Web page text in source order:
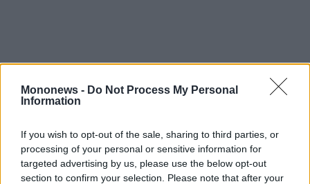
Mononews - Do Not Process My Personal
Information
If you wish to opt-out of the sale, sharing to third parties, or
processing of your personal or sensitive information for
targeted advertising by us, please use the below opt-out
section to confirm your selection. Please note that after your
Νίκος Λύκος: Γιατί πούλησε την AustriaCard
και γιατί όλοι είναι ευχαριστημένοι από το
deal, η οικογένεια, τα στελέχη και οι Ιάπωνες